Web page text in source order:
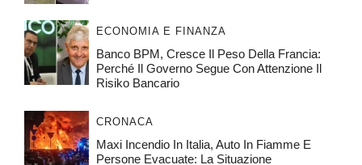
ECONOMIA E FINANZA
Banco BPM, Cresce Il Peso Della Francia:
Perché Il Governo Segue Con Attenzione Il
Risiko Bancario
CRONACA
Maxi Incendio In Italia, Auto In Fiamme E
Persone Evacuate: La Situazione